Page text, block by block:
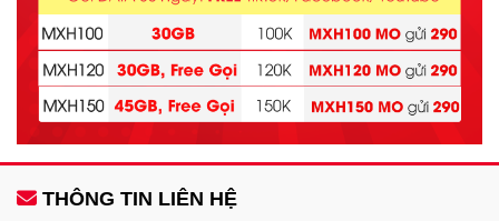
THÔNG TIN LIÊN HỆ